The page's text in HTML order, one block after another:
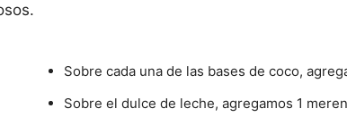
Sobre cada una de las bases de coco,
Sobre el dulce de leche, agregamos 1